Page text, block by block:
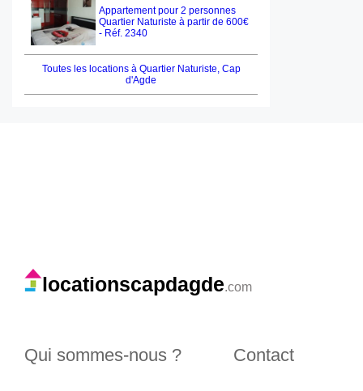
Appartement pour 2 personnes
Quartier Naturiste à partir de 600€
- Réf. 2340
Toutes les locations à Quartier Naturiste, Cap
d'Agde
locationscapdagde.com
Qui sommes-nous ? Contact